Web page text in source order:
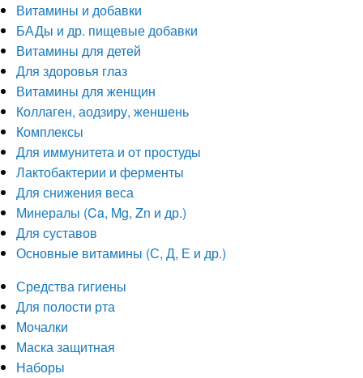
Витамины и добавки
БАДы и др. пищевые добавки
Витамины для детей
Для здоровья глаз
Витамины для женщин
Коллаген, аодзиру, женшень
Комплексы
Для иммунитета и от простуды
Лактобактерии и ферменты
Для снижения веса
Минералы (Ca, Mg, Zn и др.)
Для суставов
Основные витамины (С, Д, Е и др.)
Средства гигиены
Для полости рта
Мочалки
Маска защитная
Наборы